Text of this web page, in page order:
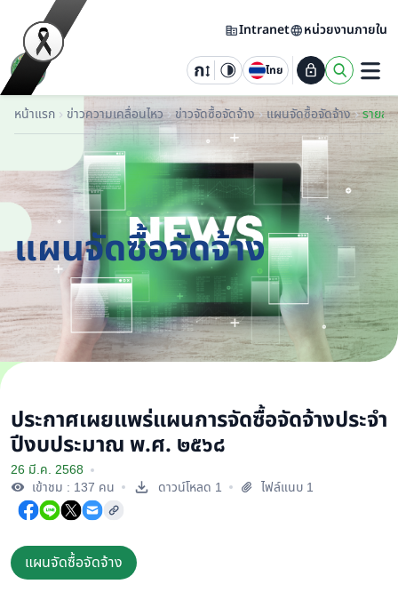
Intranet หน่วยงานภายใน
ไทย
หน้าแรก ข่าวความเคลื่อนไหว ข่าวจัดซื้อจัดจ้าง แผนจัดซื้อจัดจ้าง
แผนจัดซื้อจัดจ้าง
ประกาศเผยแพร่แผนการจัดซื้อจัดจ้างประจำ
ปีงบประมาณ พ.ศ. ๒๕๖๘
26 มี.ค. 2568
เข้าชม : 137 คน
ดาวน์โหลด 1 ไฟล์แนบ 1
แผนจัดซื้อจัดจ้าง